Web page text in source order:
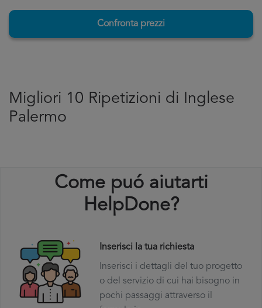
Confronta prezzi
Migliori 10 Ripetizioni di Inglese
Palermo
Come puó aiutarti
HelpDone?
Inserisci la tua richiesta
Inserisci i dettagli del tuo progetto
o del servizio di cui hai bisogno in
pochi passaggi attraverso il